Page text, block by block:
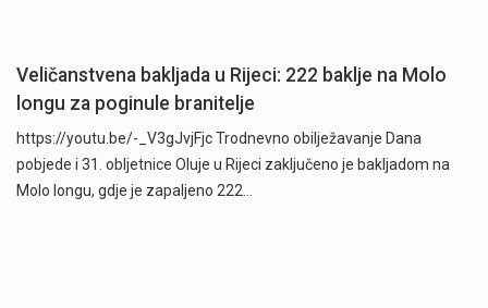
Veličanstvena bakljada u Rijeci: 222 baklje na Molo
longu za poginule branitelje
https://youtu.be/-_V3gJvjFjc Trodnevno obilježavanje Dana
pobjede i 31. obljetnice Oluje u Rijeci zaključeno je bakljadom na
Molo longu, gdje je zapaljeno 222…